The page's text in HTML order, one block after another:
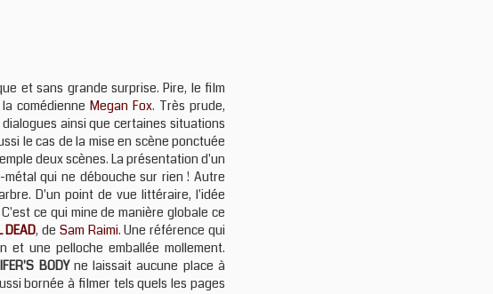
et sans grande surprise. Pire, le film
comédienne Megan Fox. Très prude,
ainsi que certaines situations
le cas de la mise en scène ponctuée
deux scènes. La présentation d'un
qui ne débouche sur rien ! Autre
D'un point de vue littéraire, l'idée
ce qui mine de manière globale ce
DEAD, de Sam Raimi. Une référence qui
une pelloche emballée mollement.
BODYne laissait aucune place à
bornée à filmer tels quels les pages